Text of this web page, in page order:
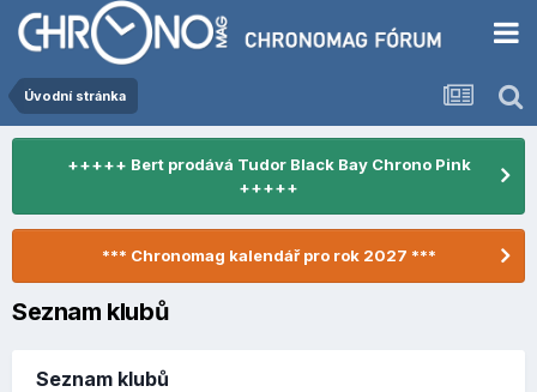
Úvodní stránka
+++++ Bert prodává Tudor Black Bay Chrono Pink
+++++
*** Chronomag kalendář pro rok 2027 ***
Seznam klubů
Seznam klubů